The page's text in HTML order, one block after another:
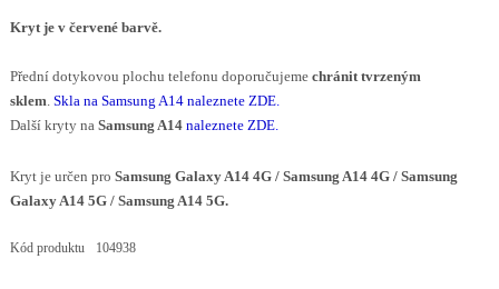
Kryt je v červené barvě.
Přední dotykovou plochu telefonu doporučujeme chránit tvrzeným
sklem Skla na Samsung A14 naleznete ZDE.
Další kryty na Samsung A14 naleznete ZDE.
Kryt je určen pro Samsung Galaxy A14 4G / Samsung A14 4G / Samsung
Galaxy A14 5G / Samsung A14 5G.
Kód produktu 104938